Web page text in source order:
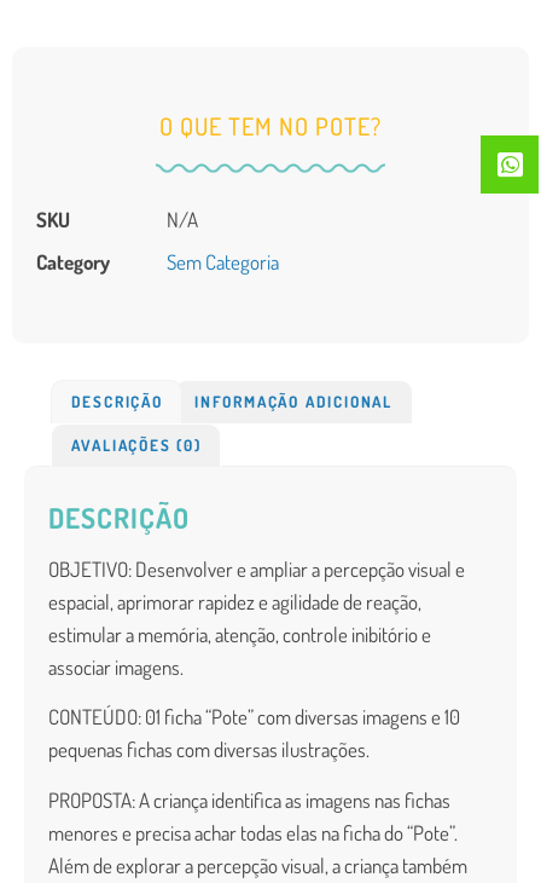
DESCRIÇÃO INFORMAÇÃO ADICIONAL
AVALIAÇÕES (0)
DESCRIÇÃO
OBJETIVO: Desenvolver e ampliar a percepção visual e
espacial, aprimorar rapideze agilidade de reação,
estimular a memória, atenção, controle inibitório e
associar imagens.
CONTEÚDO: 01 ficha “Pote” com diversas imagens e 10
pequenas fichas com diversas ilustrações.
PROPOSTA: A criança identifica as imagens nas fichas
menores e precisa achar todas elas na ficha do “Pote”.
Além de explorar a percepção visual, a criança também
O QUE TEM NO POTE?
SKU
N/A
Category
Sem Categoria